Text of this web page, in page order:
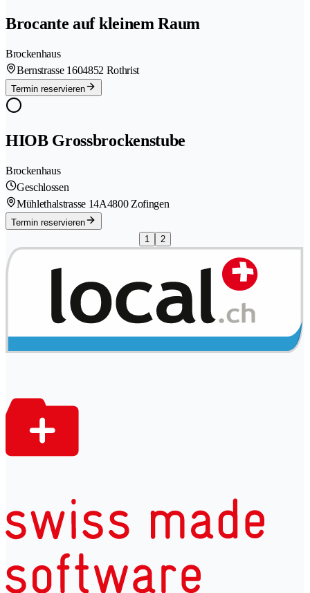
Brocante auf kleinem Raum
Brockenhaus
Bernstrasse 1604852 Rothrist
Termin reservieren
HIOB Grossbrockenstube
Brockenhaus
Geschlossen
Mühlethalstrasse 14A4800 Zofingen
Termin reservieren
1
2